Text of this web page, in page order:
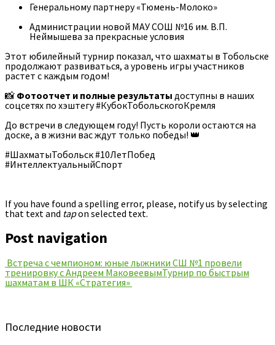
Генеральному партнеру «Тюмень-Молоко»
Администрации новой МАУ СОШ №16 им. В.П.
Неймышева за прекрасные условия
Этот юбилейный турнир показал, что шахматы в Тобольске
продолжают развиваться, а уровень игры участников
растет с каждым годом!
📸 Фотоотчет и полные результаты доступны в наших
соцсетях по хэштегу #КубокТобольскогоКремля
До встречи в следующем году! Пусть короли остаются на
доске, а в жизни вас ждут только победы! 👑
#ШахматыТобольск #10ЛетПобед
#ИнтеллектуальныйСпорт
If you have found a spelling error, please, notify us by selecting
that text and tapon selected text.
Post navigation
Встреча с чемпионом: юные лыжники СШ №1 провели
тренировку с Андреем МаковеевымТурнир по быстрым
шахматам в ШК «Стратегия»
Последние новости